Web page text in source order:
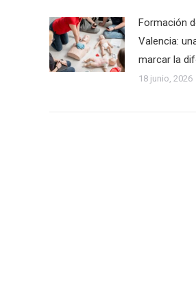
Formación
Valencia:
marcar la
18 junio, 2026